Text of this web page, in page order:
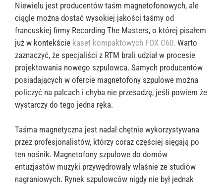
Niewielu jest producentów taśm magnetofonowych, ale
ciągle można dostać wysokiej jakości taśmy od
francuskiej firmy Recording The Masters, o której pisałem
już w kontekście kaset kompaktowych FOX C60. Warto
zaznaczyć, że specjaliści z RTM brali udział w procesie
projektowania nowego szpulowca. Samych producentów
posiadających w ofercie magnetofony szpulowe można
policzyć na palcach i chyba nie przesadzę, jeśli powiem że
wystarczy do tego jedna ręka.
Taśma magnetyczna jest nadal chętnie wykorzystywana
przez profesjonalistów, którzy coraz częściej sięgają po
ten nośnik. Magnetofony szpulowe do domów
entuzjastów muzyki przywędrowały właśnie ze studiów
nagraniowych. Rynek szpulowców nigdy nie był jednak